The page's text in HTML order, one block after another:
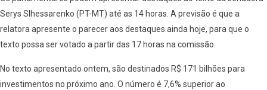
Serys Slhessarenko (PT-MT) até as 14 horas. A previsão é que a
relatora apresente o parecer aos destaques ainda hoje, para que o
texto possa ser votado a partir das 17 horas na comissão.
No texto apresentado ontem, são destinados R$ 171 bilhões para
investimentos no próximo ano. O número é 7,6% superior ao